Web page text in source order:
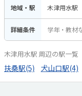
地域・駅 木津用水駅
詳細条件 学年・教材
木津用水駅 周辺の駅一覧
扶桑駅(5) 犬山口駅(4)